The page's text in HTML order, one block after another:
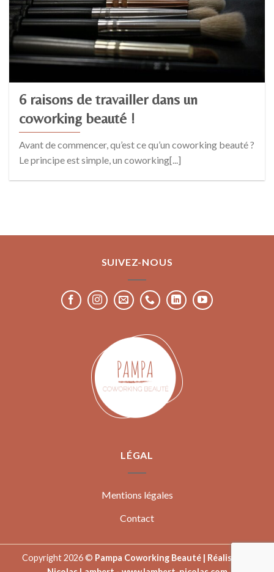
6 raisons de travailler dans un
coworking beauté !
Avant de commencer, qu’est ce qu’un coworking beauté ?
Le principe est simple, un coworking[...]
SUIVEZ-NOUS
LÉGAL
Mentions légales
Contact
Copyright 2026 © Pampa Coworking Beauté | Réalisé par